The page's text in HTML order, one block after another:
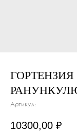
Артикул:
10300,00 ₽